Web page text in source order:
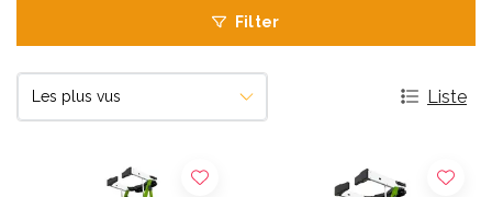
Filter
Liste